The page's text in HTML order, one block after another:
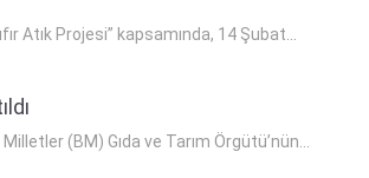
Atık Projesi” kapsamında, 14 Şubat...
(BM) Gıda ve Tarım Örgütü’nün...